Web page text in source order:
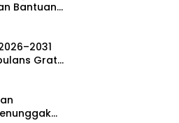
Bantuan
Gratis